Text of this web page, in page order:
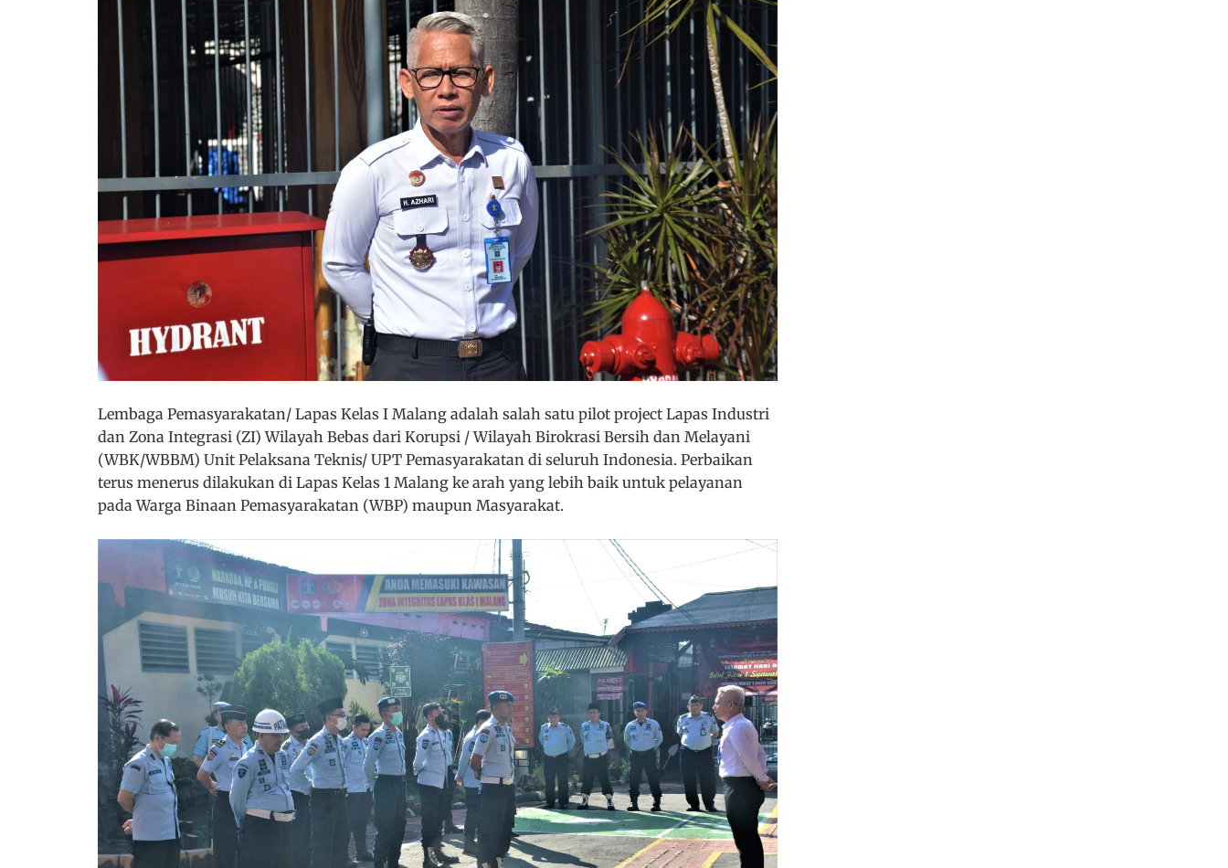
Lembaga Pemasyarakatan/ Lapas Kelas I Malang adalah salah satu pilot project Lapas Industri
dan Zona Integrasi (ZI) Wilayah Bebas dari Korupsi / Wilayah Birokrasi Bersih dan Melayani
(WBK/WBBM) Unit Pelaksana Teknis/ UPT Pemasyarakatan di seluruh Indonesia. Perbaikan
terus menerus dilakukan di Lapas Kelas 1 Malang ke arah yang lebih baik untuk pelayanan
pada Warga Binaan Pemasyarakatan (WBP) maupun Masyarakat.